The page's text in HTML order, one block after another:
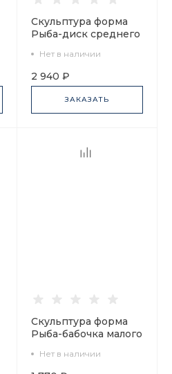
Скульптура форма
Рыба-диск среднего
Розовый, арт.
82.50097.00.1
Нет в наличии
2 940 ₽
ЗАКАЗАТЬ
Скульптура форма
Рыба-бабочка малого
Зеленый, арт.
82.50094.00.1
Нет в наличии